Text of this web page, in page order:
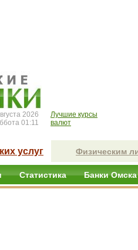
2026
01:11
Лучшие курсы
валют
услуг Физическим
Статистика Банки Омска